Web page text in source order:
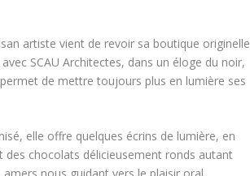
artiste vient de revoir sa boutique originelle
SCAU Architectes, dans un éloge du noir,
de mettre toujours plus en lumière ses
elle offre quelques écrins de lumière, en
chocolats délicieusement ronds autant